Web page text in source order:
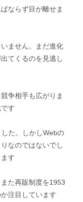
ならず目が離せま
ません。まだ進化
てくるのを見逃し
争相手も広がりま
す
た。しかしWebの
なのではないでし
す
た再販制度を1953
注目しています